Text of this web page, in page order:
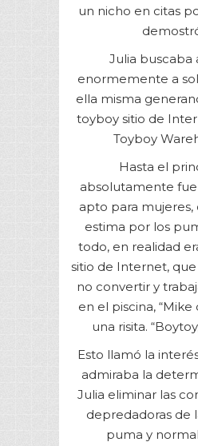
un nicho en citas
Julia buscaba
enormemente a
ella misma
toyboy sitio de
Toyboy
Hasta el
absolutamente
apto para
estima por los
todo, en realidad
sitio de Internet,
no convertir y
en el piscina,
una risita.
Esto llamó la
admiraba la
Julia eliminar las
depredadoras de
puma y